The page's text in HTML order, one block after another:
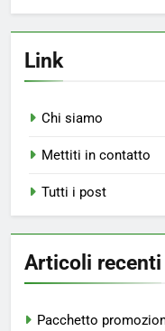
Link
Chi siamo
Mettiti in contatto
Tutti i post
Articoli recenti
Pacchetto